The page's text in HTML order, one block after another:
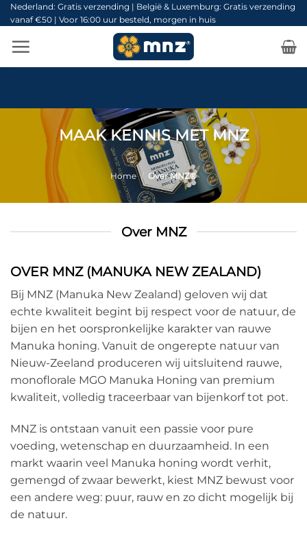
Ga
naar
inhoud
Nederland: Gratis verzending | België & Luxemburg: Gratis verzending
vanaf €50 | Voor 16:00 uur besteld, morgen in huis
MAAK KENNIS MET MNZ
Home / Over MNZ®
Over MNZ
OVER MNZ (MANUKA NEW ZEALAND)
Bij MNZ (Manuka New Zealand) geloven wij dat
echte kwaliteit begint bij respect voor de natuur, de
bijen en het oorspronkelijke karakter van rauwe
Manuka honing. Vanuit de ongerepte natuur van
Nieuw-Zeeland produceren wij uitsluitend rauwe,
monoflorale MGO Manuka Honing van premium
kwaliteit, volledig traceerbaar van bijenkorf tot pot.
MNZ is ontstaan vanuit een passie voor pure
voeding, wetenschap en duurzaamheid. In een
markt waarin veel Manuka honing wordt verhit,
gemengd of zwaar bewerkt, kiest MNZ bewust voor
een andere weg: puur, rauw en zo dicht mogelijk bij
de natuur.